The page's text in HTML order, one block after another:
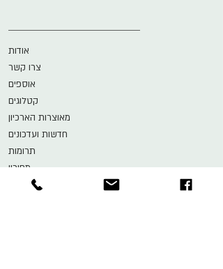
אודות
צרו קשר
אוספים
קטלוגים
מאוצרות הארכיון
חדשות ועדכונים
תרומות
מחירון